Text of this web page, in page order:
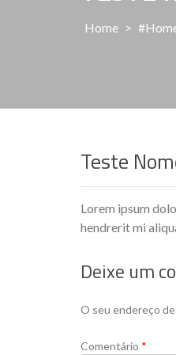
Home >
Teste
Lorem ipsum
hendrerit mi
Deixe um
O seu endereço
Comentário *